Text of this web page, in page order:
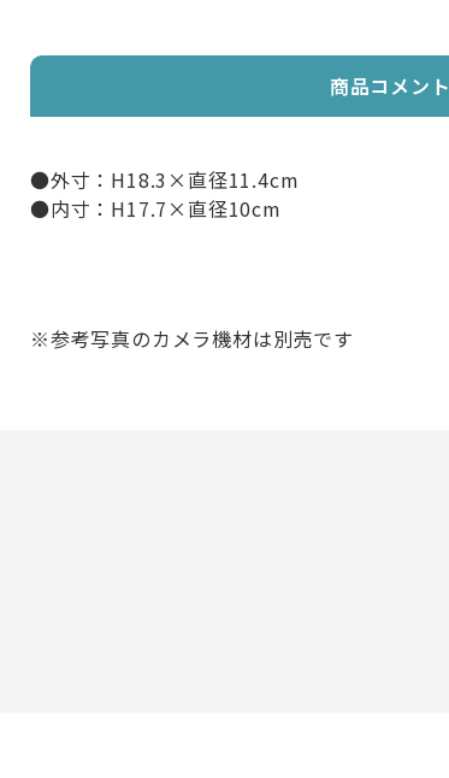
商品コメント
●外寸：H18.3×直径11.4cm
●内寸：H17.7×直径10cm
※参考写真のカメラ機材は別売です